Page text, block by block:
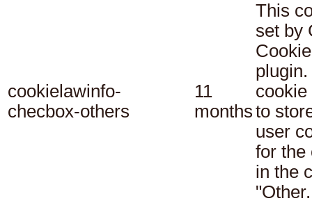
cookielawinfo-
checbox-others
11
months
This
set by
cookie
to
user
for the
in the
"Other.